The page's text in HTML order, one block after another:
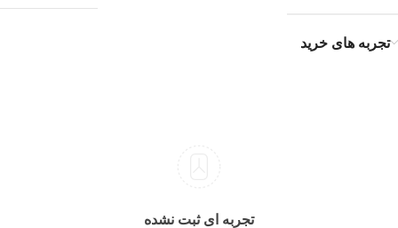
تجربه های خرید
تجربه ای ثبت نشده